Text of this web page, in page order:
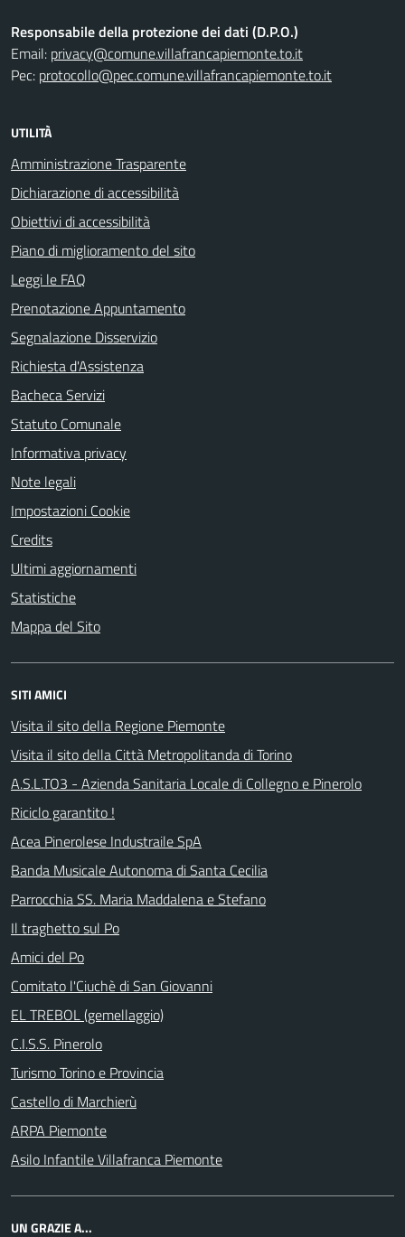
Responsabile della protezione dei dati (D.P.O.)
Email: privacy@comune.villafrancapiemonte.to.it
Pec: protocollo@pec.comune.villafrancapiemonte.to.it
UTILITÀ
Amministrazione Trasparente
Dichiarazione di accessibilità
Obiettivi di accessibilità
Piano di miglioramento del sito
Leggi le FAQ
Prenotazione Appuntamento
Segnalazione Disservizio
Richiesta d'Assistenza
Bacheca Servizi
Statuto Comunale
Informativa privacy
Note legali
Impostazioni Cookie
Credits
Ultimi aggiornamenti
Statistiche
Mappa del Sito
SITI AMICI
Visita il sito della Regione Piemonte
Visita il sito della Città Metropolitanda di Torino
A.S.L.TO3 - Azienda Sanitaria Locale di Collegno e Pinerolo
Riciclo garantito !
Acea Pinerolese Industraile SpA
Banda Musicale Autonoma di Santa Cecilia
Parrocchia SS. Maria Maddalena e Stefano
Il traghetto sul Po
Amici del Po
Comitato l'Ciuchè di San Giovanni
EL TREBOL (gemellaggio)
C.I.S.S. Pinerolo
Turismo Torino e Provincia
Castello di Marchierù
ARPA Piemonte
Asilo Infantile Villafranca Piemonte
UN GRAZIE A...